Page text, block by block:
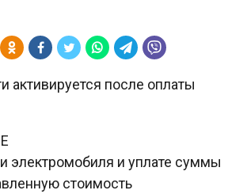
активируется после оплаты
электромобиля и уплате суммы
стоимость